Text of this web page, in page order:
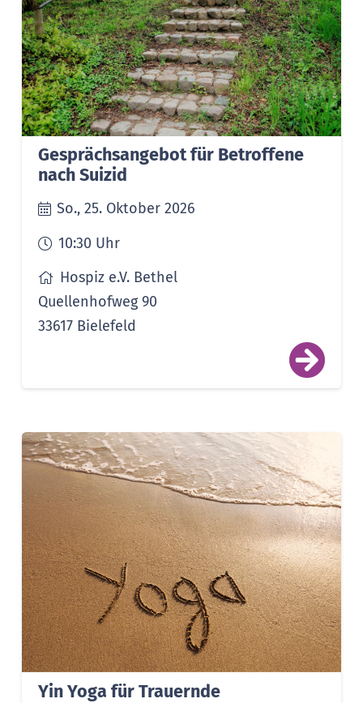
Gesprächsangebot für Betroffene
nach Suizid
So., 25. Oktober 2026
10:30 Uhr
Hospiz e.V. Bethel
Quellenhofweg 90
33617 Bielefeld
Yin Yoga für Trauernde